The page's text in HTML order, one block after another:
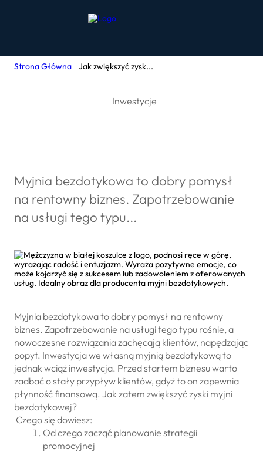
Strona Główna Jak zwiększyć zysk...
Inwestycje
Myjnia bezdotykowa to dobry pomysł
na rentowny biznes. Zapotrzebowanie
na usługi tego typu...
Myjnia bezdotykowa to dobry pomysł na rentowny
biznes. Zapotrzebowanie na usługi tego typu rośnie, a
nowoczesne rozwiązania zachęcają klientów, napędzając
popyt. Inwestycja we własną myjnią bezdotykową to
jednak wciąż inwestycja. Przed startem biznesu warto
zadbać o stały przypływ klientów, gdyż to on zapewnia
płynność finansową. Jak zatem zwiększyć zyski myjni
bezdotykowej?
Czego się dowiesz:
Od czego zacząć planowanie strategii
promocyjnej